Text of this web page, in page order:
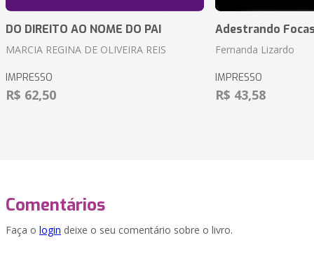
DO DIREITO AO NOME DO PAI
MARCIA REGINA DE OLIVEIRA REIS
IMPRESSO
R$ 62,50
Adestrando
Fernanda Lizardo
IMPRESSO
R$ 43,58
Comentários
Faça o login deixe o seu comentário sobre o livro.